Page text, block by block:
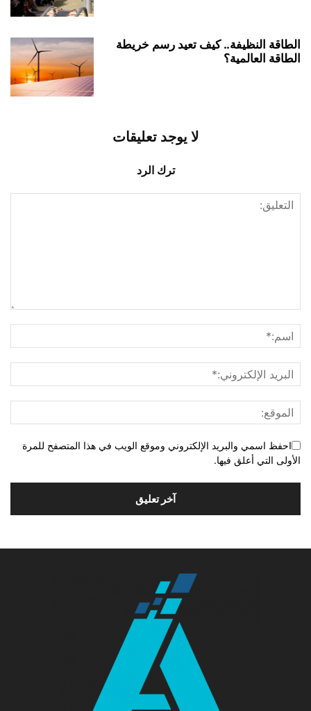
الطاقة النظيفة.. كيف تعيد رسم خريطة
الطاقة العالمية؟
لا يوجد تعليقات
ترك الرد
احفظ اسمي والبريد الإلكتروني وموقع الويب في هذا المتصفح للمرة
الأولى التي أعلق فيها.